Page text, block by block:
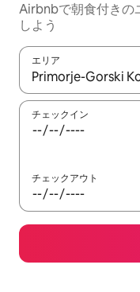
Airbnbで朝食付きの
しよう
エリア
検索結果が表示され
チェックイン
チェックアウト